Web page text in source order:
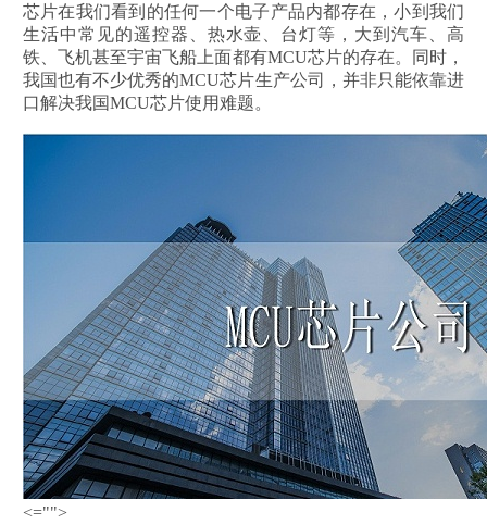
芯片在我们看到的任何一个电子产品内都存在，小到我们
生活中常见的遥控器、热水壶、台灯等，大到汽车、高
铁、飞机甚至宇宙飞船上面都有MCU芯片的存在。同时，
我国也有不少优秀的MCU芯片生产公司，并非只能依靠进
口解决我国MCU芯片使用难题。
<="">